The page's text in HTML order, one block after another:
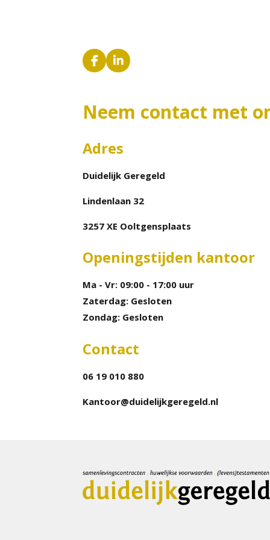
F
a
b
o
k
L
i
e
d
Neem contact met
Adres
Duidelijk Geregeld
Lindenlaan 32
3257 XE Ooltgensplaats
Openingstijden kantoor
Ma - Vr: 09:00 - 17:00 uur
Zaterdag: Gesloten
Zondag: Gesloten
Contact
06 19 010 880
Kantoor@duidelijkgeregeld.nl